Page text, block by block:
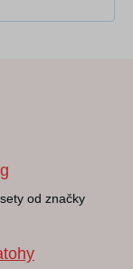
od značky